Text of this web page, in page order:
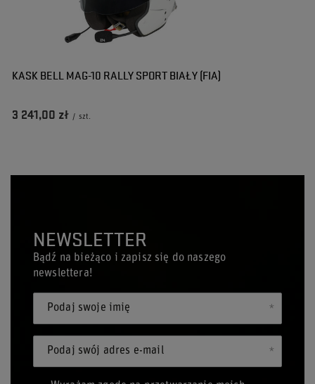
KASK BELL MAG-10 RALLY SPORT BIAŁY (FIA)
3 241,00 zł / szt.
NEWSLETTER
Bądź na bieżąco i zapisz się do naszego
newslettera!
Podaj swoje imię
Podaj swój adres e-mail